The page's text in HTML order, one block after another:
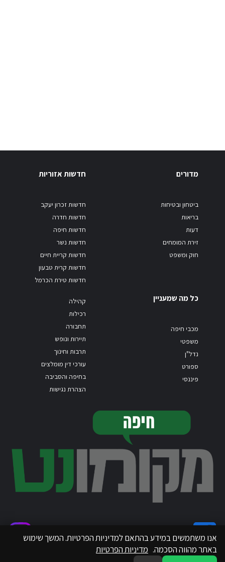
מדורים
ביטחון ובטיחות
בריאות
דעות
זירת המומחים
חוק ומשפט
חדשות אזוריות
חדשות זכרון יעקב
חדשות חדרה
חדשות חיפה
חדשות נשר
חדשות קריית חיים
חדשות קרית טבעון
חדשות טירת הכרמל
כל מה שמעניין
מכבי חיפה
משפטי
נדל"ן
ספורט
פיננסי
קהילה
רכילות
תחבורה
תיירות ונופש
תרבות וחינוך
עורכי דין מומלצים
בחיפה והסביבה
הצהרת נגישות
אנו משתמשים במידע בהתאם למדיניות הפרטיות. המשך שימוש
באתר מהווה הסכמה. מדיניות הפרטיות